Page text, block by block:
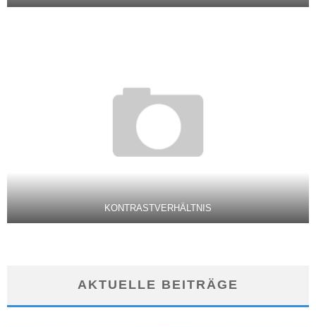
KONTRASTVERHÄLTNIS
AKTUELLE BEITRÄGE